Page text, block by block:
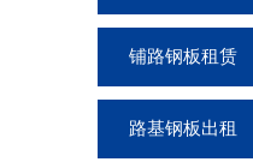
铺路钢板租赁
路基钢板出租